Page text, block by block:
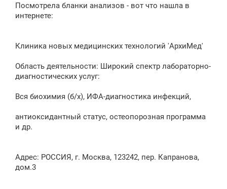
Посмотрела бланки анализов - вот что нашла в
интернете:
Клиника новых медицинских технологий 'АрхиМед'
Область деятельности: Широкий спектр лабораторно-
диагностических услуг:
Вся биохимия (б/х), ИФА-диагностика инфекций,
антиоксидантный статус, остеопорозная программа
и др.
Адрес: РОССИЯ, г. Москва, 123242, пер. Капранова,
дом.3